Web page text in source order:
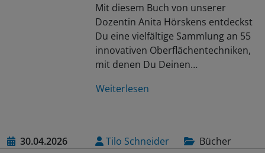
Mit diesem Buch von unserer
Dozentin Anita Hörskens entdeckst
Du eine vielfältige Sammlung an 55
innovativen Oberflächentechniken,
mit denen Du Deinen…
Weiterlesen
30.04.2026 Tilo Schneider Bücher